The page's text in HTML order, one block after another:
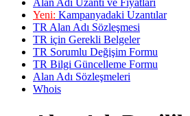
Yeni: Kampanyadaki Uzantılar
TR Alan Adı Sözleşmesi
TR için Gerekli Belgeler
TR Sorumlu Değişim Formu
TR Bilgi Güncelleme Formu
Alan Adı Sözleşmeleri
Whois